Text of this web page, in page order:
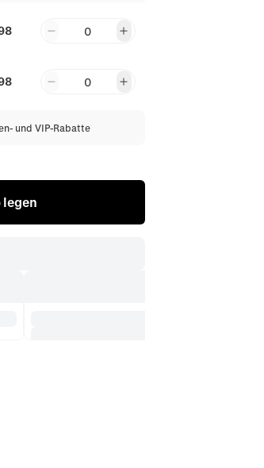
0
0
und VIP-Rabatte
legen